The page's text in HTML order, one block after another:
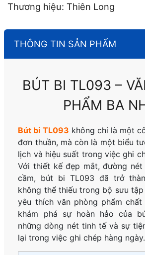
Thương hiệu: Thiên Long
THÔNG TIN SẢN PHẨM
BÚT BI TL093 –
PHẨM BA
Bút bi TL093 không chỉ là một
đơn thuần, mà còn là một biểu
lịch và hiệu suất trong việc ghi
Với thiết kế đẹp mắt, đường
cầm, bút bi TL093 đã trở
không thể thiếu trong bộ sưu
yêu thích văn phòng phẩm
khám phá sự hoàn hảo của
những dòng nét tinh tế và sự
lại trong việc ghi chép hàng ngày.